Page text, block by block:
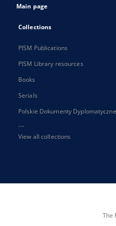
Main page
Collections
PISM Publications
PISM Library resources
Books
Serials
Polskie Dokumenty Dyplomatyczne
...
View all collections
The